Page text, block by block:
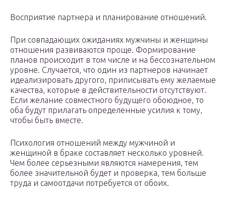
Восприятие партнера и планирование отношений.
При совпадающих ожиданиях мужчины и женщины
отношения развиваются проще. Формирование
планов происходит в том числе и на бессознательном
уровне. Случается, что один из партнеров начинает
идеализировать другого, приписывать ему желаемые
качества, которые в действительности отсутствуют.
Если желание совместного будущего обоюдное, то
оба будут прилагать определенные усилия к тому,
чтобы быть вместе.
Психология отношений между мужчиной и
женщиной в браке составляет несколько уровней.
Чем более серьезными являются намерения, тем
более значительной будет и проверка, тем больше
труда и самоотдачи потребуется от обоих.